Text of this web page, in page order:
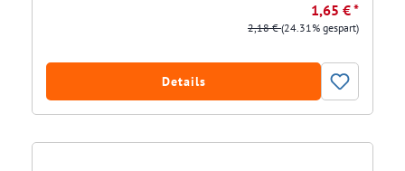
1,65 € *
2,18 €(24.31% gespart)
Details